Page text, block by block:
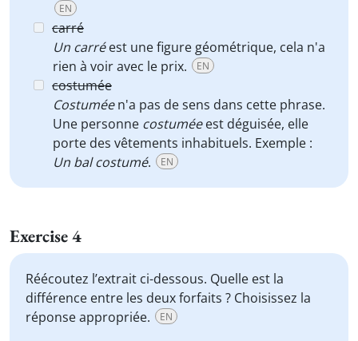
EN
carré
Un carréest une figure géométrique, cela n'a
rien à voir avec le prix.
EN
costumée
Costuméen'a pas de sens dans cette phrase.
Une personne costuméeest déguisée, elle
porte des vêtements inhabituels. Exemple :
Un bal costumé. EN
Exercise 4
Réécoutez l’extrait ci-dessous. Quelle est la
différence entre les deux forfaits ? Choisissez la
réponse appropriée.
EN